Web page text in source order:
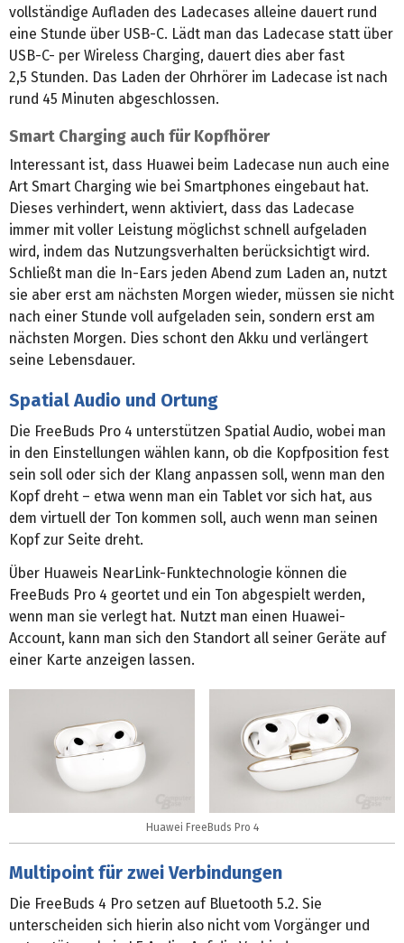
vollständige Aufladen des Ladecases alleine dauert rund
eine Stunde über USB-C. Lädt man das Ladecase statt über
USB-C- per Wireless Charging, dauert dies aber fast
2,5 Stunden. Das Laden der Ohrhörer im Ladecase ist nach
rund 45 Minuten abgeschlossen.
Smart Charging auch für Kopfhörer
Interessant ist, dass Huawei beim Ladecase nun auch eine
Art Smart Charging wie bei Smartphones eingebaut hat.
Dieses verhindert, wenn aktiviert, dass das Ladecase
immer mit voller Leistung möglichst schnell aufgeladen
wird, indem das Nutzungsverhalten berücksichtigt wird.
Schließt man die In-Ears jeden Abend zum Laden an, nutzt
sie aber erst am nächsten Morgen wieder, müssen sie nicht
nach einer Stunde voll aufgeladen sein, sondern erst am
nächsten Morgen. Dies schont den Akku und verlängert
seine Lebensdauer.
Spatial Audio und Ortung
Die FreeBuds Pro 4 unterstützen Spatial Audio, wobei man
in den Einstellungen wählen kann, ob die Kopfposition fest
sein soll oder sich der Klang anpassen soll, wenn man den
Kopf dreht – etwa wenn man ein Tablet vor sich hat, aus
dem virtuell der Ton kommen soll, auch wenn man seinen
Kopf zur Seite dreht.
Über Huaweis NearLink-Funktechnologie können die
FreeBuds Pro 4 geortet und ein Ton abgespielt werden,
wenn man sie verlegt hat. Nutzt man einen Huawei-
Account, kann man sich den Standort all seiner Geräte auf
einer Karte anzeigen lassen.
Huawei FreeBuds Pro 4
Multipoint für zwei Verbindungen
Die FreeBuds 4 Pro setzen auf Bluetooth 5.2. Sie
unterscheiden sich hierin also nicht vom Vorgänger und